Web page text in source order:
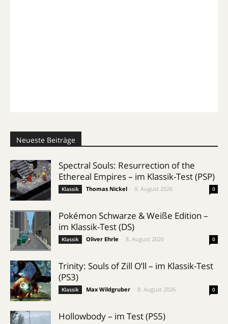
Neueste Beiträge
Spectral Souls: Resurrection of the
Ethereal Empires – im Klassik-Test (PSP)
Klassik Thomas Nickel 9. August 2026 0
Pokémon Schwarze & Weiße Edition –
im Klassik-Test (DS)
Klassik Oliver Ehrle 8. August 2026 0
Trinity: Souls of Zill O’ll – im Klassik-Test
(PS3)
Klassik Max Wildgruber 8. August 2026 0
Hollowbody – im Test (PS5)